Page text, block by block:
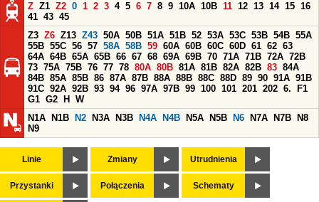
Z Z1 Z2 0 1 2 3 4 5 6 7 8 9 10A 10B 11 12 13 14 15 16
41 43 45
Z3 Z6 Z13 Z43 50A 50B 51A 51B 52 53A 53C 53B 54B 55A
55B 55C 56 57 58A 58B 59 60A 60B 60C 60D 61 62 63
64A 64B 65A 65B 66 67 68 69A 69B 70 71A 71B 72A 72B
73 75A 75B 76 77 78 80A 80B 81A 81B 82A 82B 83 84A
84B 85A 85B 86 87A 87B 88A 88B 88C 88D 89 90 91A 91B
91C 92A 92B 93 94 96 97A 97B 99 100 101 201 202 6.
F1
G1 G2 H
W
N1A
N1B N2 N3A N3B N4A N4B N5A N5B N6 N7A N7B
N8
N9
Linie Zmiany Utrudnienia
Przystanki Połączenia Schematy